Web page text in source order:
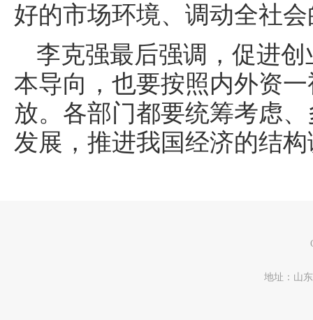
好的市场环境、调动全社
李克强最后强调，促进
本导向，也要按照内外资
放。各部门都要统筹考虑
发展，推进我国经济的结
地址：山